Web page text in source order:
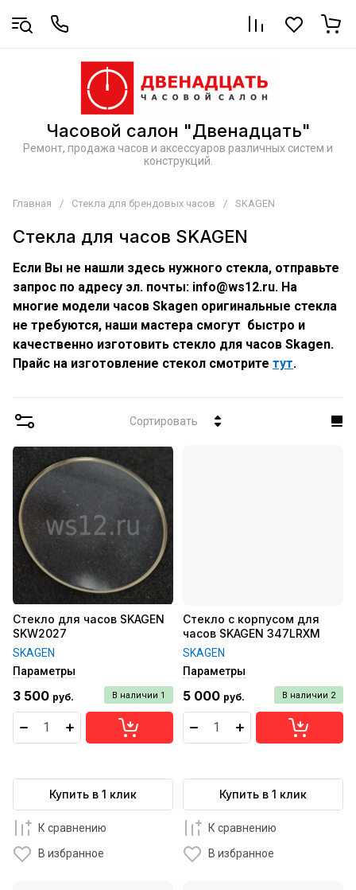
Часовой салон "Двенадцать"
Ремонт, продажа часов и аксессуаров различных систем и
конструкций.
Главная / Стекла для брендовых часов / SKAGEN
Стекла для часов SKAGEN
Если Вы не нашли здесь нужного стекла, отправьте
запрос по адресу эл. почты: info@ws12.ru. На
многие модели часов Skagen оригинальные стекла
не требуются, наши мастера смогут быстро и
качественно изготовить стекло для часов Skagen.
Прайс на изготовление стекол смотрите тут.
Сортировать
Стекло для часов SKAGEN
SKW2027
SKAGEN
Параметры
В наличии 1
3 500 руб.
Купить в 1 клик
К сравнению
В избранное
Стекло с корпусом для
часов SKAGEN 347LRXM
SKAGEN
Параметры
В наличии 2
5 000 руб.
Купить в 1 клик
К сравнению
В избранное